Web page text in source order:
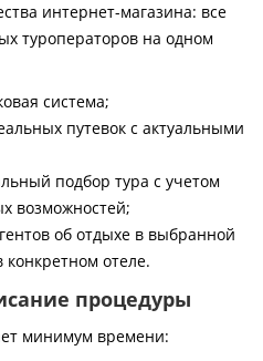
интернет-магазина: все
туроператоров на одном
система;
путевок с актуальными
подбор тура с учетом
возможностей;
об отдыхе в выбранной
конкретном отеле.
процедуры
минимум времени: